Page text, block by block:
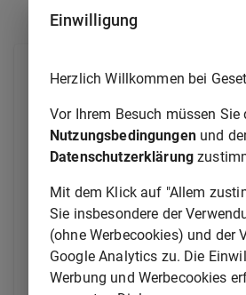
§ 28
(1) Das Bundesministerium der
in Abständen von höchstens
Gremium des Deutschen
Erfüllung der Aufgaben der
(2) Der Deutsche Bundestag
Mitglieder, die
Arbeitsweise des Gremiums. Das
der Finanzen und die
Einwilligung
Herzlich Willkommen bei
Vor Ihrem Besuch müssen Sie
Nutzungsbedingungenund
Datenschutzerklärung
Mit dem Klick auf "Allem
Sie insbesondere der
(ohne Werbecookies) und der
Google Analytics zu. Die
Werbung und Werbecookies